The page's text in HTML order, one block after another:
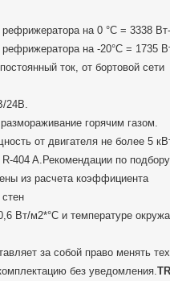
на 0 °C = 3338 Вт-
на -20°C = 1735
постоянный ток, от бортовой сети
24В.
горячим газом.
от двигателя не более 5
404 A.Рекомендации по подбору
из расчета коэффициента
Вт/м2*°С и температуре
за собой право менять
без уведомления.